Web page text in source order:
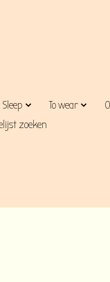
Sleep To wear
zoeken